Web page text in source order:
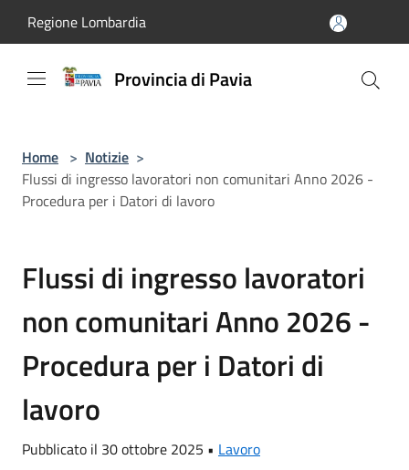
Regione Lombardia
Provincia di Pavia
Home > Notizie >
Flussi di ingresso lavoratori non comunitari Anno 2026 -
Procedura per i Datori di lavoro
Flussi di ingresso lavoratori
non comunitari Anno 2026 -
Procedura per i Datori di
lavoro
Pubblicato il 30 ottobre 2025 • Lavoro